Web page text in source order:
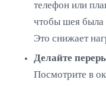
телефон или
чтобы шея была
Это снижает
Делайте
Посмотрите в